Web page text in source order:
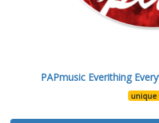
PAPmusic Everithing
unique